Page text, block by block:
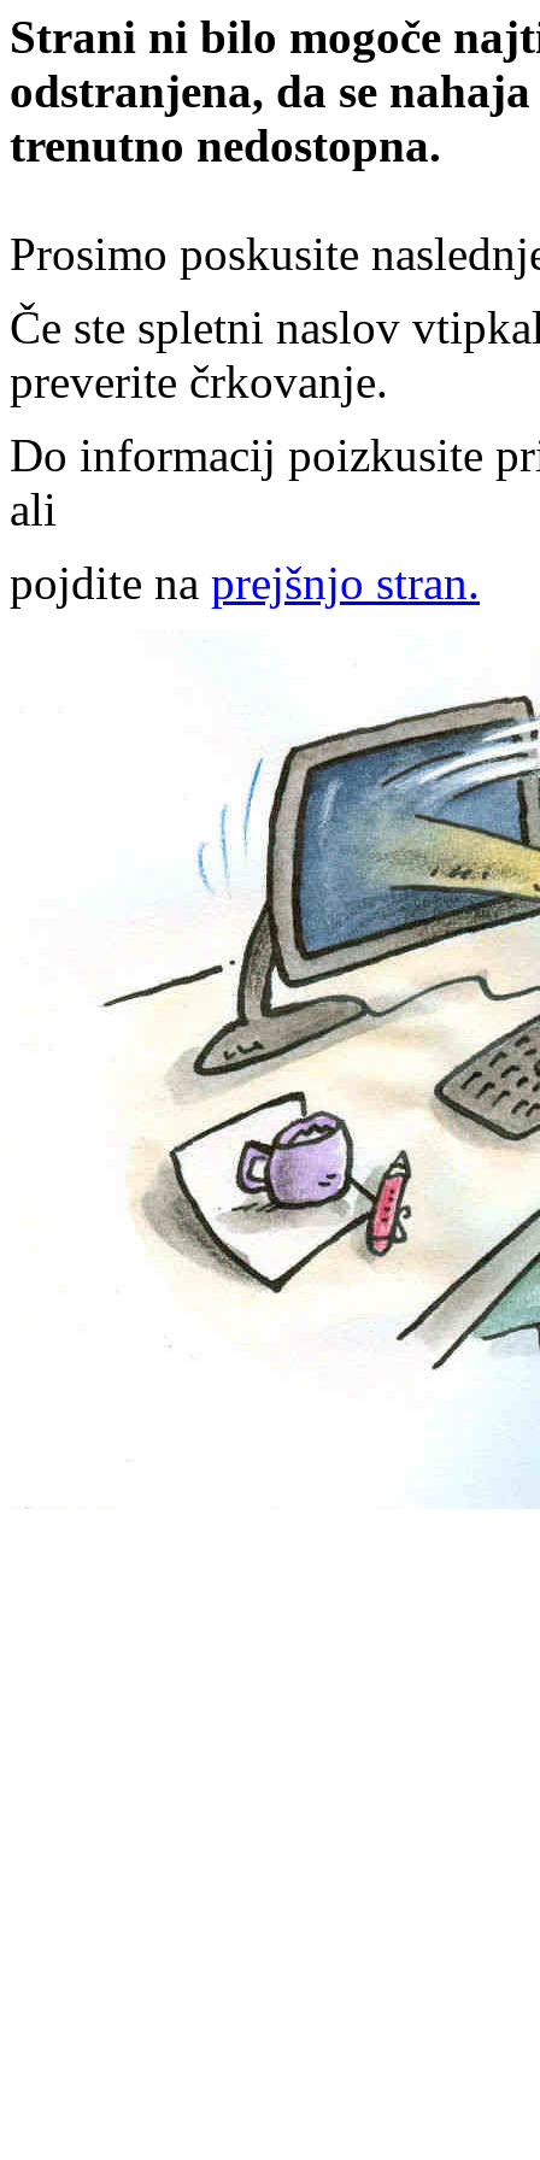
Strani ni bilo mogoče
odstranjena, da se
trenutno nedostopna.
Prosimo poskusite
Če ste spletni naslov
preverite črkovanje.
Do informacij poizkusite
ali
pojdite na prejšnjo stran.